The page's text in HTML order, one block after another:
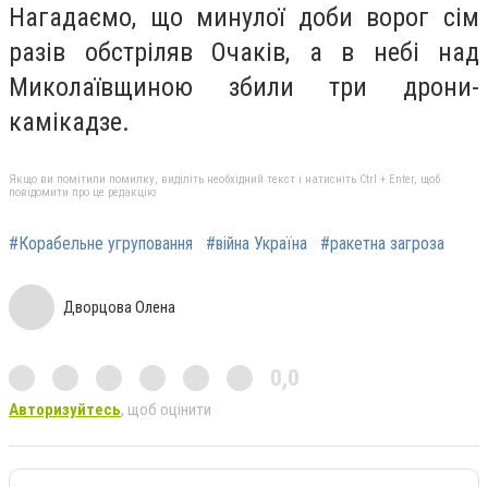
Нагадаємо, що минулої доби ворог сім
разів обстріляв Очаків, а в небі над
Миколаївщиною збили три дрони-
камікадзе.
Якщо ви помітили помилку, виділіть необхідний текст і натисніть Ctrl + Enter, щоб
повідомити про це редакцію
#Корабельне угруповання #війна Україна #ракетна загроза
Дворцова Олена
0,0
Авторизуйтесь, щоб оцінити